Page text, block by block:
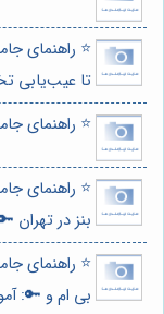
⭐️ راهنمای
تا عیب‌یابی
⭐️ راهنمای
⭐️ راهنمای
بنز در تهران
⭐️ راهنمای
بی ام و 🔑: